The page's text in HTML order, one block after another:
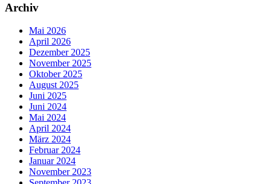
Archiv
Mai 2026
April 2026
Dezember 2025
November 2025
Oktober 2025
August 2025
Juni 2025
Juni 2024
Mai 2024
April 2024
März 2024
Februar 2024
Januar 2024
November 2023